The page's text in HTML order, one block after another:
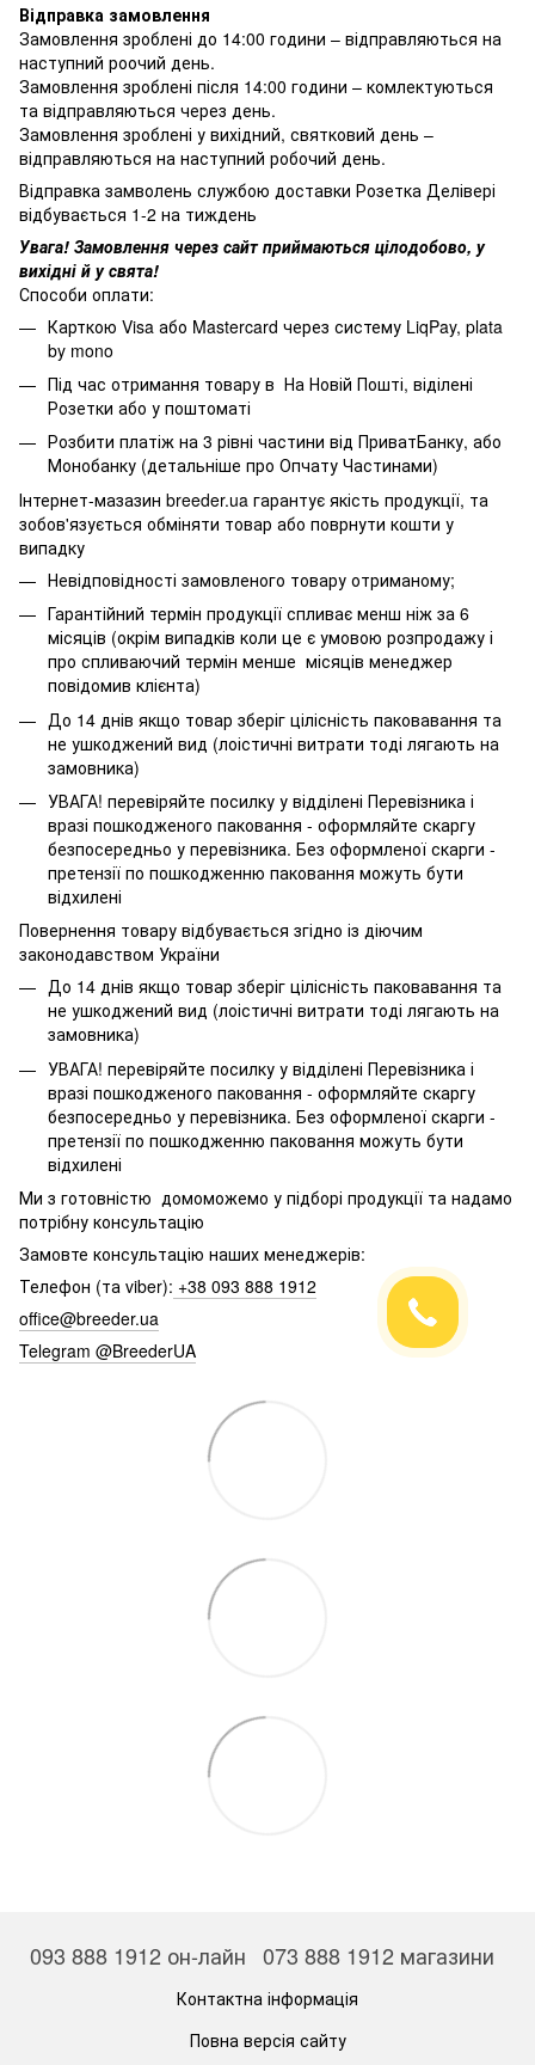
Відправка замовлення
Замовлення зроблені до 14:00 години – відправляються на
наступний роочий день.
Замовлення зроблені після 14:00 години – комлектуються
та відправляються через день.
Замовлення зроблені у вихідний, святковий день –
відправляються на наступний робочий день.
Відправка замволень службою доставки Розетка Делівері
відбувається 1-2 на тиждень
Увага! Замовлення через сайт приймаються цілодобово, у
вихідні й у свята!
Способи оплати:
Карткою Visa або Mastercard через систему LiqPay, plata
by mono
Під час отримання товару в На Новій Пошті, віділені
Розетки або у поштоматі
Розбити платіж на 3 рівні частини від ПриватБанку, або
Монобанку (детальніше про Опчату Частинами)
Інтернет-мазазин breeder.ua гарантує якість продукції, та
зобов'язується обміняти товар або поврнути кошти у
випадку
Невідповідності замовленого товару отриманому;
Гарантійний термін продукції спливає менш ніж за 6
місяців (окрім випадків коли це є умовою розпродажу і
про спливаючий термін менше місяців менеджер
повідомив клієнта)
До 14 днів якщо товар зберіг цілісність паковавання та
не ушкоджений вид (лоістичні витрати тоді лягають на
замовника)
УВАГА! перевіряйте посилку у відділені Перевізника і
вразі пошкодженого паковання - оформляйте скаргу
безпосередньо у перевізника. Без оформленої скарги -
претензії по пошкодженню паковання можуть бути
відхилені
Повернення товару відбувається згідно із діючим
законодавством України
До 14 днів якщо товар зберіг цілісність паковавання та
не ушкоджений вид (лоістичні витрати тоді лягають на
замовника)
УВАГА! перевіряйте посилку у відділені Перевізника і
вразі пошкодженого паковання - оформляйте скаргу
безпосередньо у перевізника. Без оформленої скарги -
претензії по пошкодженню паковання можуть бути
відхилені
Ми з готовністю домоможемо у підборі продукції та надамо
потрібну консультацію
Замовте консультацію наших менеджерів:
Телефон (та viber): +38 093 888 1912
office@breeder.ua
Telegram @BreederUA
093 888 1912 он-лайн 073 888 1912 магазини
Контактна інформація
Повна версія сайту